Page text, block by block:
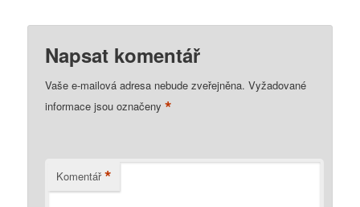
Napsat komentář
Vaše e-mailová adresa nebude zveřejněna. Vyžadované
informace jsou označeny*
Komentář *